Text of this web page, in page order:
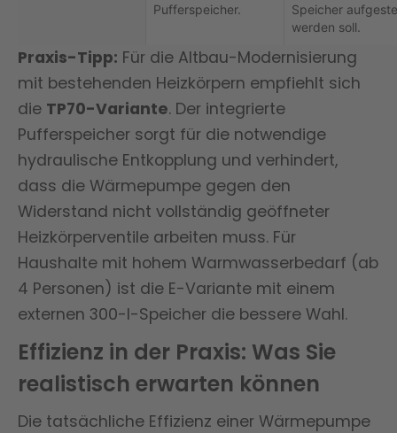
Pufferspeicher.
Speicher
werden soll.
Praxis-Tipp: Für die Altbau-Modernisierung
mit bestehenden Heizkörpern empfiehlt sich
die TP70-Variante. Der integrierte
Pufferspeicher sorgt für die notwendige
hydraulische Entkopplung und verhindert,
dass die Wärmepumpe gegen den
Widerstand nicht vollständig geöffneter
Heizkörperventile arbeiten muss. Für
Haushalte mit hohem Warmwasserbedarf (ab
4 Personen) ist die E-Variante mit einem
externen 300-l-Speicher die bessere Wahl.
Effizienz in der Praxis: Was Sie
realistisch erwarten können
Die tatsächliche Effizienz einer Wärmepumpe